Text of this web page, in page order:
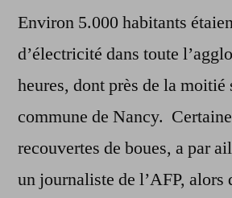
Environ 5.000 habitants
d’électricité dans toute
heures, dont près de la moitié
commune de Nancy.
recouvertes de boues, a par
un journaliste de l’AFP, alors